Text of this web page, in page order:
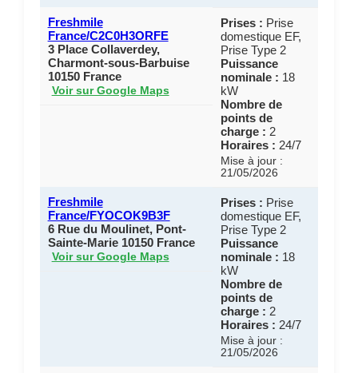
Freshmile
France/C2C0H3ORFE
3 Place Collaverdey,
Charmont-sous-Barbuise
10150 France
Voir sur Google Maps
Prises : Prise
domestique EF,
Prise Type 2
Puissance
nominale : 18
kW
Nombre de
points de
charge : 2
Horaires : 24/7
Mise à jour :
21/05/2026
Freshmile
France/FYOCOK9B3F
6 Rue du Moulinet, Pont-
Sainte-Marie 10150 France
Voir sur Google Maps
Prises : Prise
domestique EF,
Prise Type 2
Puissance
nominale : 18
kW
Nombre de
points de
charge : 2
Horaires : 24/7
Mise à jour :
21/05/2026